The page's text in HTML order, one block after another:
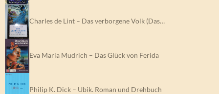
Charles de Lint – Das verborgene Volk (Das…
Eva Maria Mudrich – Das Glück von Ferida
Philip K. Dick – Ubik. Roman und Drehbuch